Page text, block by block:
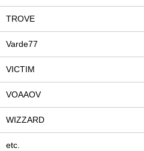
TROVE
Varde77
VICTIM
VOAAOV
WIZZARD
etc.